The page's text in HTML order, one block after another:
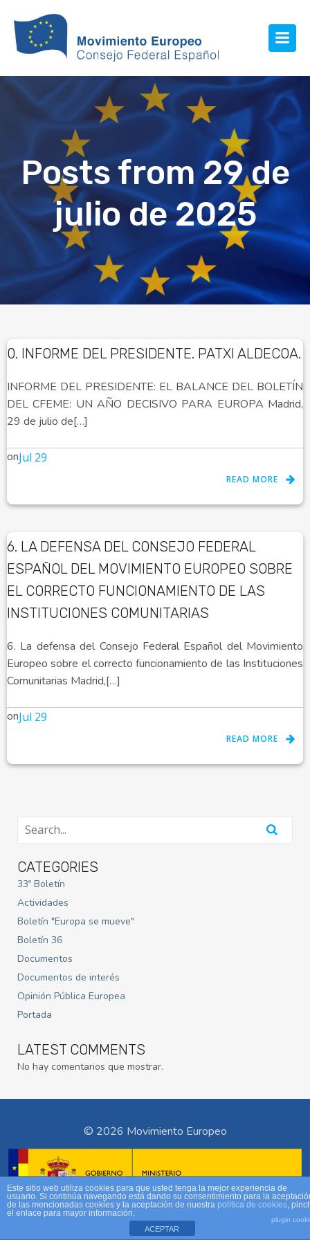
Posts from 29 de
julio de 2025
0. INFORME DEL PRESIDENTE. PATXI ALDECOA.
INFORME DEL PRESIDENTE: EL BALANCE DEL BOLETÍN
DEL CFEME: UN AÑO DECISIVO PARA EUROPA Madrid,
29 de julio de[…]
onJul 29
READ MORE
6. LA DEFENSA DEL CONSEJO FEDERAL
ESPAÑOL DEL MOVIMIENTO EUROPEO SOBRE
EL CORRECTO FUNCIONAMIENTO DE LAS
INSTITUCIONES COMUNITARIAS
6. La defensa del Consejo Federal Español del Movimiento
Europeo sobre el correcto funcionamiento de las Instituciones
Comunitarias Madrid,[…]
onJul 29
READ MORE
CATEGORIES
33º Boletín
Actividades
Boletín "Europa se mueve"
Boletín 36
Documentos
Documentos de interés
Opinión Pública Europea
Portada
LATEST COMMENTS
No hay comentarios que mostrar.
© 2026 Movimiento Europeo
Este sitio web utiliza cookies para que usted tenga la mejor experiencia de
usuario. Si continúa navegando está dando su consentimiento para la
de las mencionadas cookies y la aceptación de nuestra política de cookies,
el enlace para mayor información.
plugin
ACEPTAR